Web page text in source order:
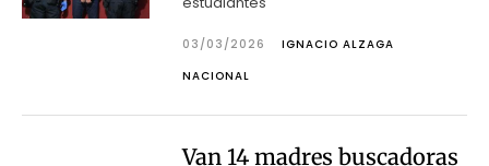
03/03/2026
IGNACIO ALZAGA
NACIONAL
Van 14 madres buscadoras